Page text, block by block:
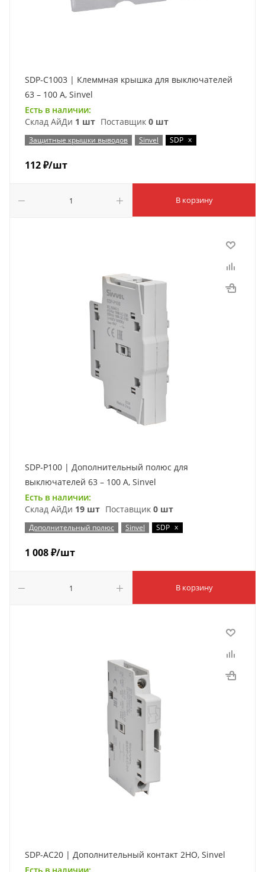
SDP-C1003 | Клеммная крышка для выключателей
63 – 100 А, Sinvel
Есть в наличии:
Склад АйДи 1 шт Поставщик 0 шт
Защитные крышки выводов Sinvel SDP x
112₽/шт
В корзину
SDP-P100 | Дополнительный полюс для
выключателей 63 – 100 А, Sinvel
Есть в наличии:
Склад АйДи 19 шт Поставщик 0 шт
Дополнительный полюс Sinvel SDP x
1 008₽/шт
В корзину
SDP-AC20 | Дополнительный контакт 2НО, Sinvel